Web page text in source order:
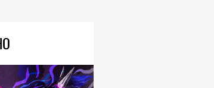
да струват до 300 долара
повече